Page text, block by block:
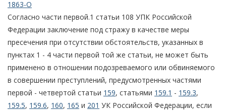
1863-О
Согласно части первой.1 статьи 108 УПК Российской
Федерации заключение под стражу в качестве меры
пресечения при отсутствии обстоятельств, указанных в
пунктах 1 - 4 части первой той же статьи, не может быть
применено в отношении подозреваемого или обвиняемого
в совершении преступлений, предусмотренных частями
первой - четвертой статьи 159, статьями 159.1 - 159.3,
159.5, 159.6, 160, 165 и 201 УК Российской Федерации, если